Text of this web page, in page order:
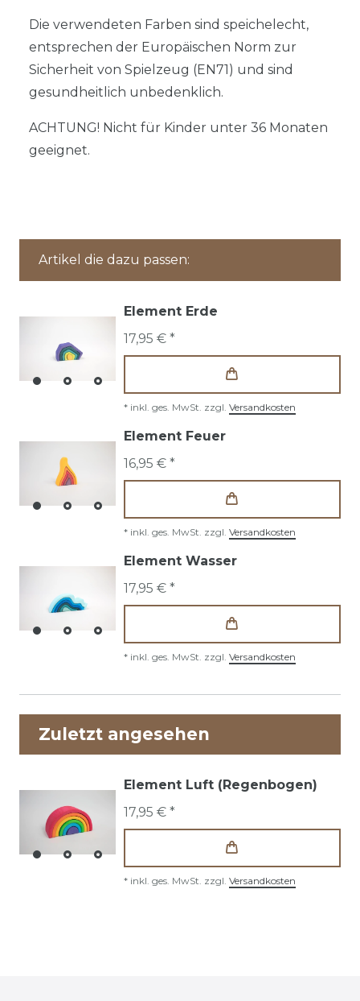
Die verwendeten Farben sind speichelecht,
entsprechen der Europäischen Norm zur
Sicherheit von Spielzeug (EN71) und sind
gesundheitlich unbedenklich.
ACHTUNG! Nicht für Kinder unter 36 Monaten
geeignet.
Artikel die dazu passen:
Element Erde
17,95 € *
* inkl. ges. MwSt. zzgl. Versandkosten
Element Feuer
16,95 € *
* inkl. ges. MwSt. zzgl. Versandkosten
Element Wasser
17,95 € *
* inkl. ges. MwSt. zzgl. Versandkosten
Zuletzt angesehen
Element Luft (Regenbogen)
17,95 € *
* inkl. ges. MwSt. zzgl. Versandkosten